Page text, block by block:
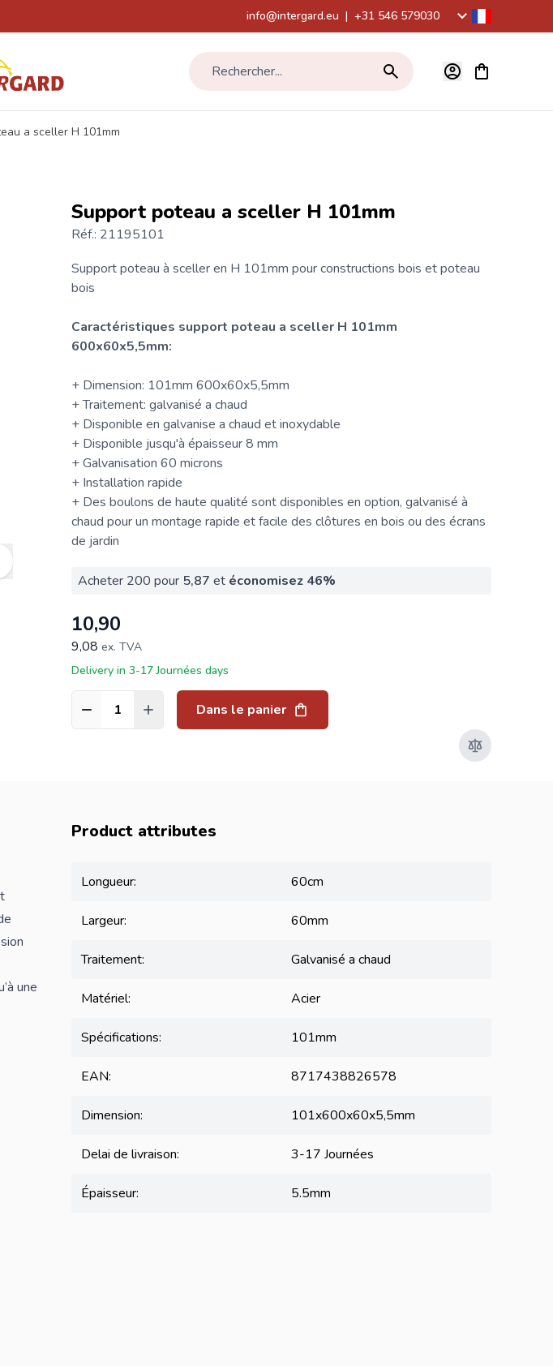
info@intergard.eu | +31 546 579030
Rechercher... Voir le
a sceller H 101mm
Support poteau a sceller H 101mm
Réf.: 21195101
Support poteau à sceller en H 101mm pour constructions bois etpoteau
bois
Caractéristiques support poteau a sceller H 101mm
600x60x5,5mm:
+ Dimension: 101mm 600x60x5,5mm
+ Traitement: galvanisé a chaud
+ Disponible en galvanise a chaud et inoxydable
+ Disponible jusqu'à épaisseur 8 mm
+ Galvanisation 60 microns
+ Installation rapide
+ Des boulons de haute qualité sont disponibles en option, galvanisé à
chaud pour un montage rapide et facile des clôtures en bois ou des écrans
de jardin
Acheter 200 pour 5,87 et économisez46%
10,90
9,08 ex. TVA
Delivery in 3-17 Journées days
Quantité Dans le panier
une
Product attributes
Longueur: 60cm
Largeur: 60mm
Traitement: Galvanisé a chaud
Matériel: Acier
Spécifications: 101mm
EAN: 8717438826578
Dimension: 101x600x60x5,5mm
Delai de livraison: 3-17 Journées
Épaisseur: 5.5mm